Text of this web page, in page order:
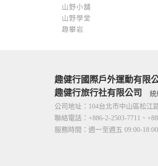
山野小舖
山野學堂
趣攀岩
趣健行國際戶外運動有限
趣健行旅行社有限公司
統
公司地址：104台北市中山區松江
聯絡電話：+886-2-2503-7711、
服務時間：週一至週五 09:00-